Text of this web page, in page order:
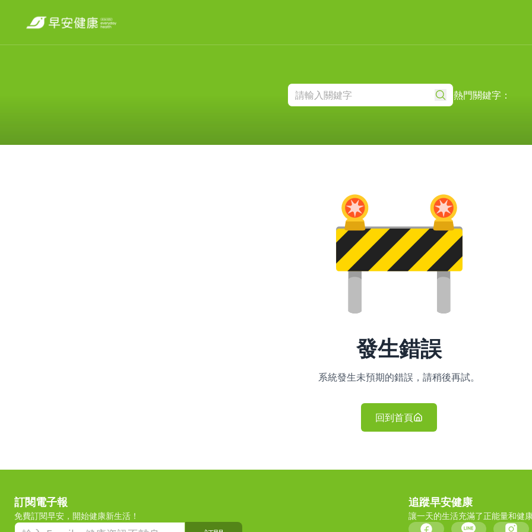
熱門關鍵字：
發生錯誤
系統發生未預期的錯誤，請稍後再試。
回到首頁
訂閱電子報
免費訂閱早安，開始健康新生活！
追蹤早安健康
讓一天的生活充滿了正能量和健